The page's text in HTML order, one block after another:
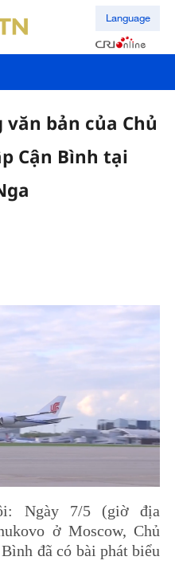
Language
bản của Chủ
Cận Bình tại
Ngày 7/5 (giờ địa
ở Moscow, Chủ
đã có bài phát biểu